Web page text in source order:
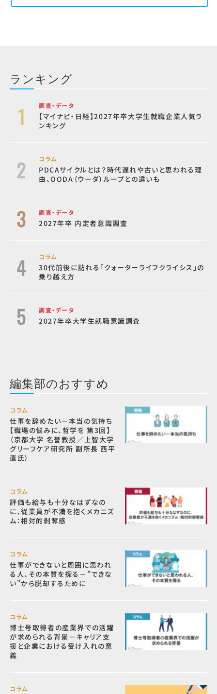
ランキング
調査・データ
【マイナビ・日経】2027年卒大学生就職企業人気ラ
ンキング
コラム
PDCAサイクルとは？時代遅れや古いと思われる理
由、OODA（ウーダ）ループとの違いも
調査・データ
2027年卒 内定者意識調査
コラム
30代前後に訪れる「クォーターライフクライシス」の
乗り越え方
調査・データ
2027年卒大学生就職意識調査
編集部のおすすめ
コラム
仕事を辞めたい－本当の気持ち
【職場の悩みに、哲学を 第3回】
（京都大学 名誉教授／上智大学
グリーフケア研究所 副所長 西平
直氏）
コラム
評価も給与も十分なはずなの
に、従業員が不満を抱くメカニズ
ム：相対的剝奪感
コラム
仕事ができないと周囲に思われ
る人、その本質を探る－”できな
い”から脱却するために
コラム
博士号取得者の産業界での活躍
が求められる背景－キャリア支
援と企業における受け入れの意
義
コラム